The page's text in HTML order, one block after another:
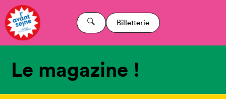
Billetterie
Le magazine !